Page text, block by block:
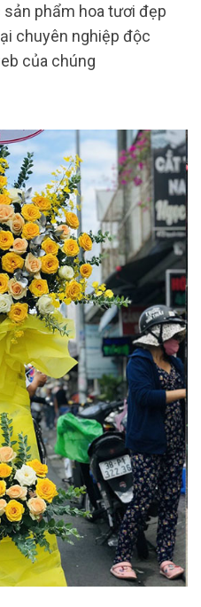
phẩm hoa tươi đẹp
chuyên nghiệp độc
của chúng